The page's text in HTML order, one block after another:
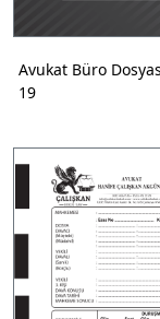
Avukat Büro
19